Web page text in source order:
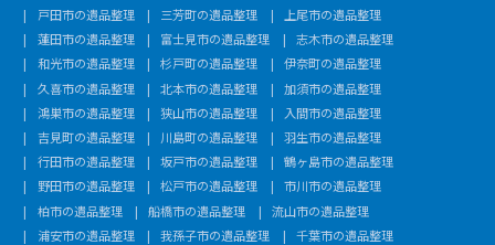
戸田市の遺品整理
三芳町の遺品整理
上尾市の遺品整理
蓮田市の遺品整理
富士見市の遺品整理
志木市の遺品整理
和光市の遺品整理
杉戸町の遺品整理
伊奈町の遺品整理
久喜市の遺品整理
北本市の遺品整理
加須市の遺品整理
鴻巣市の遺品整理
狭山市の遺品整理
入間市の遺品整理
吉見町の遺品整理
川島町の遺品整理
羽生市の遺品整理
行田市の遺品整理
坂戸市の遺品整理
鶴ヶ島市の遺品整理
野田市の遺品整理
松戸市の遺品整理
市川市の遺品整理
柏市の遺品整理
船橋市の遺品整理
流山市の遺品整理
浦安市の遺品整理
我孫子市の遺品整理
千葉市の遺品整理